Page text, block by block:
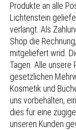
Produkte an alle
Lichtenstein
verlangt. Als
Shop die
mitgeliefert wrid.
Tagen. Alle unsere
gesetzlichen
Kosmetik und
uns vorbehalten,
dies für eine
unseren Kunden